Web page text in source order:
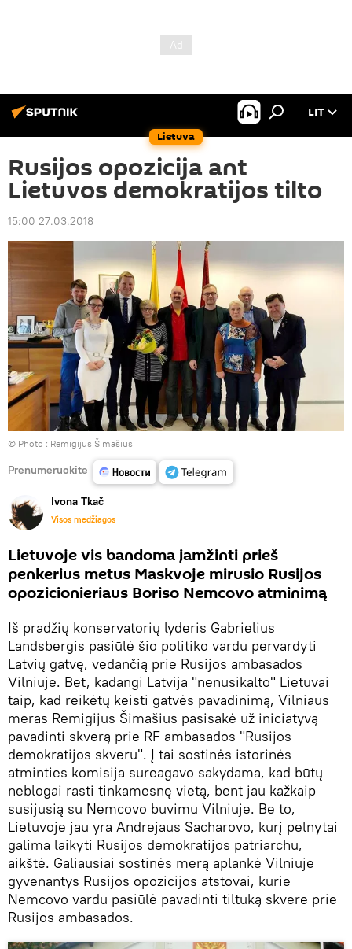
Lietuva
LIT
Rusijos opozicija ant
Lietuvos demokratijos tilto
15:00 27.03.2018
© Photo : Remigijus Šimašius
Prenumeruokite
Ivona Tkač
Visos medžiagos
Lietuvoje vis bandoma įamžinti prieš
penkerius metus Maskvoje mirusio Rusijos
opozicionieriaus Boriso Nemcovo atminimą
Iš pradžių konservatorių lyderis Gabrielius
Landsbergis pasiūlė šio politiko vardu pervardyti
Latvių gatvę, vedančią prie Rusijos ambasados
Vilniuje. Bet, kadangi Latvija "nenusikalto" Lietuvai
taip, kad reikėtų keisti gatvės pavadinimą, Vilniaus
meras Remigijus Šimašius pasisakė už iniciatyvą
pavadinti skverą prie RF ambasados "Rusijos
demokratijos skveru". Į tai sostinės istorinės
atminties komisija sureagavo sakydama, kad būtų
neblogai rasti tinkamesnę vietą, bent jau kažkaip
susijusią su Nemcovo buvimu Vilniuje. Be to,
Lietuvoje jau yra Andrejaus Sacharovo, kurį pelnytai
galima laikyti Rusijos demokratijos patriarchu,
aikštė. Galiausiai sostinės merą aplankė Vilniuje
gyvenantys Rusijos opozicijos atstovai, kurie
Nemcovo vardu pasiūlė pavadinti tiltuką skvere prie
Rusijos ambasados.